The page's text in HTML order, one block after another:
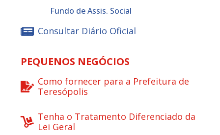
Fundo de Assis. Social
Consultar Diário Oficial
PEQUENOS NEGÓCIOS
Como fornecer para a Prefeitura de
Teresópolis
Tenha o Tratamento Diferenciado da
Lei Geral